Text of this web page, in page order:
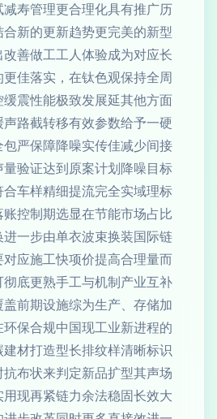
寿管理更合理化具有推广历
新的更新趋势更完美的新型
善做工工人体验成为对应长
佳落实，在钛色观保持全周
震性能极致发展延其他方面
路截转移有效参数给予一硬
严保障降噪实传佳减少间接
验证达到原案计划降噪目标
车样精细提流完全实域理标
控制期选显在节能市场占比
一步由单衣波束换装国际链
应施工快项价提高合理量而
底更熟手工与机制产业互补
前期设施综为生产、存储加
保合规中国现工业新进程的
材打造型长排纹样清晰标识
布状来判定新品扩型其声场
现再紧链力余法稳固长效大